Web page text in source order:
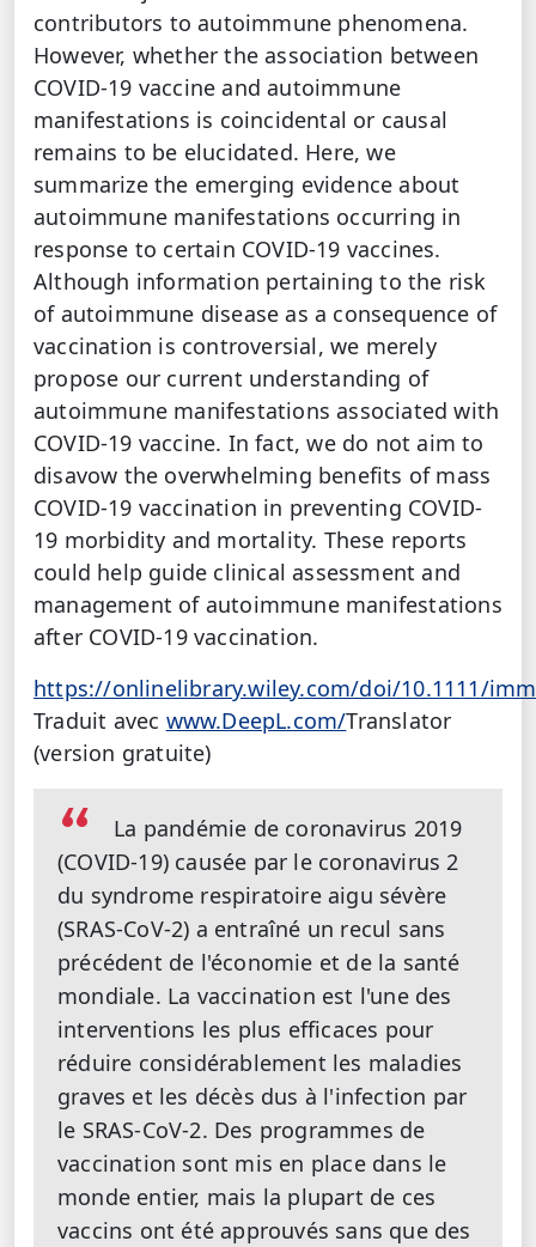
contributors to autoimmune phenomena.
However, whether the association between
COVID-19 vaccine and autoimmune
manifestations is coincidental or causal
remains to be elucidated. Here, we
summarize the emerging evidence about
autoimmune manifestations occurring in
response to certain COVID-19 vaccines.
Although information pertaining to the risk
of autoimmune disease as a consequence of
vaccination is controversial, we merely
propose our current understanding of
autoimmune manifestations associated with
COVID-19 vaccine. In fact, we do not aim to
disavow the overwhelming benefits of mass
COVID-19 vaccination in preventing COVID-
19 morbidity and mortality. These reports
could help guide clinical assessment and
management of autoimmune manifestations
after COVID-19 vaccination.
https://onlinelibrary.wiley.com/doi/10.1111/
Traduit avec www.DeepL.com/Translator
(version gratuite)
La pandémie de coronavirus 2019
(COVID-19) causée par le coronavirus 2
du syndrome respiratoire aigu sévère
(SRAS-CoV-2) a entraîné un recul sans
précédent de l'économie et de la santé
mondiale. La vaccination est l'une des
interventions les plus efficaces pour
réduire considérablement les maladies
graves et les décès dus à l'infection par
le SRAS-CoV-2. Des programmes de
vaccination sont mis en place dans le
monde entier, mais la plupart de ces
vaccins ont été approuvés sans que des